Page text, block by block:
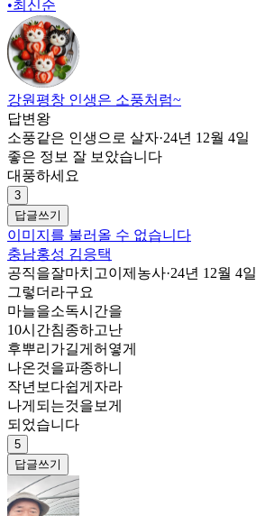
•최신순
강원평창 인생은 소풍처럼~
답변왕
소풍같은 인생으로 살자·24년 12월 4일
좋은 정보 잘 보았습니다
대풍하세요
3
답글쓰기
이미지를 불러올 수 없습니다
충남홍성 김응택
공직을잘마치고이제농사·24년 12월 4일
그렇더라구요
마늘을소독시간을
10시간침종하고난
후뿌리가길게허옇게
나온것을파종하니
작년보다쉽게자라
나게되는것을보게
되었습니다
5
답글쓰기